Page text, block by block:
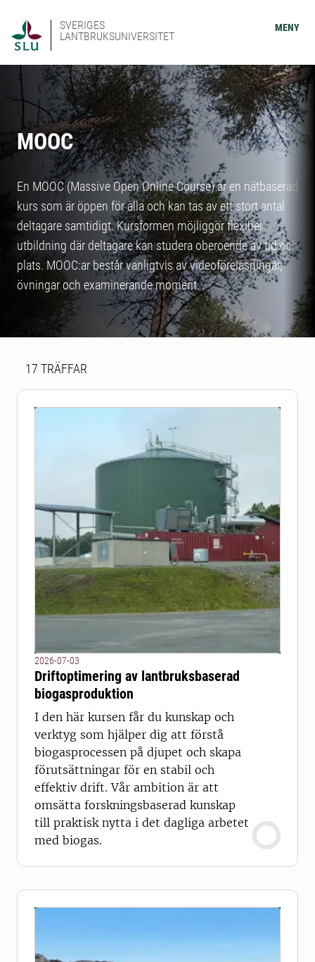
SVERIGES
LANTBRUKSUNIVERSITET
MENY
MOOC
En MOOC (Massive Open Online Course) är en nätbaserad
kurs som är öppen för alla och kan tas av ett stort antal
deltagare samtidigt. Kursformen möjliggör flexibel
utbildning där deltagare kan studera oberoende av tid och
plats. MOOC:ar består vanligtvis av videoföreläsningar,
övningar och examinerande moment.
Sökresultat
17 TRÄFFAR
2026-07-03
Driftoptimering av lantbruksbaserad
biogasproduktion
I den här kursen får du kunskap och
verktyg som hjälper dig att förstå
biogasprocessen på djupet och skapa
förutsättningar för en stabil och
effektiv drift. Vår ambition är att
omsätta forskningsbaserad kunskap
till praktisk nytta i det dagliga arbetet
med biogas.